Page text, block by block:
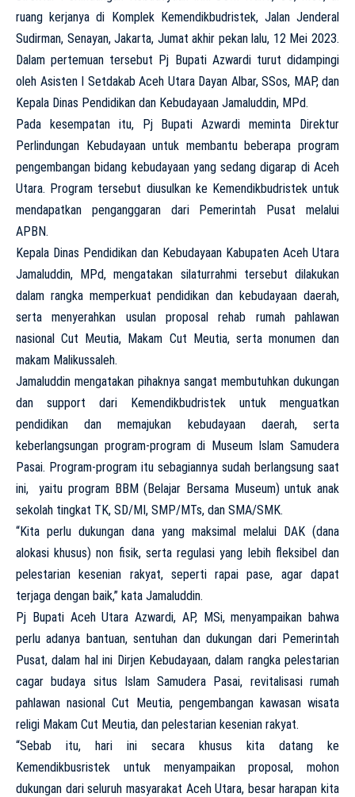
ruang kerjanya di Komplek Kemendikbudristek, Jalan Jenderal
Sudirman, Senayan, Jakarta, Jumat akhir pekan lalu, 12 Mei 2023.
Dalam pertemuan tersebut Pj Bupati Azwardi turut didampingi
oleh Asisten I Setdakab Aceh Utara Dayan Albar, SSos, MAP, dan
Kepala Dinas Pendidikan dan Kebudayaan Jamaluddin, MPd.
Pada kesempatan itu, Pj Bupati Azwardi meminta Direktur
Perlindungan Kebudayaan untuk membantu beberapa program
pengembangan bidang kebudayaan yang sedang digarap di Aceh
Utara. Program tersebut diusulkan ke Kemendikbudristek untuk
mendapatkan penganggaran dari Pemerintah Pusat melalui
APBN.
Kepala Dinas Pendidikan dan Kebudayaan Kabupaten Aceh Utara
Jamaluddin, MPd, mengatakan silaturrahmi tersebut dilakukan
dalam rangka memperkuat pendidikan dan kebudayaan daerah,
serta menyerahkan usulan proposal rehab rumah pahlawan
nasional Cut Meutia, Makam Cut Meutia, serta monumen dan
makam Malikussaleh.
Jamaluddin mengatakan pihaknya sangat membutuhkan dukungan
dan support dari Kemendikbudristek untuk menguatkan
pendidikan dan memajukan kebudayaan daerah, serta
keberlangsungan program-program di Museum Islam Samudera
Pasai. Program-program itu sebagiannya sudah berlangsung saat
ini, yaitu program BBM (Belajar Bersama Museum) untuk anak
sekolah tingkat TK, SD/MI, SMP/MTs, dan SMA/SMK.
“Kita perlu dukungan dana yang maksimal melalui DAK (dana
alokasi khusus) non fisik, serta regulasi yang lebih fleksibel dan
pelestarian kesenian rakyat, seperti rapai pase, agar dapat
terjaga dengan baik,” kata Jamaluddin.
Pj Bupati Aceh Utara Azwardi, AP, MSi, menyampaikan bahwa
perlu adanya bantuan, sentuhan dan dukungan dari Pemerintah
Pusat, dalam hal ini Dirjen Kebudayaan, dalam rangka pelestarian
cagar budaya situs Islam Samudera Pasai, revitalisasi rumah
pahlawan nasional Cut Meutia, pengembangan kawasan wisata
religi Makam Cut Meutia, dan pelestarian kesenian rakyat.
“Sebab itu, hari ini secara khusus kita datang ke
Kemendikbusristek untuk menyampaikan proposal, mohon
dukungan dari seluruh masyarakat Aceh Utara, besar harapan kita